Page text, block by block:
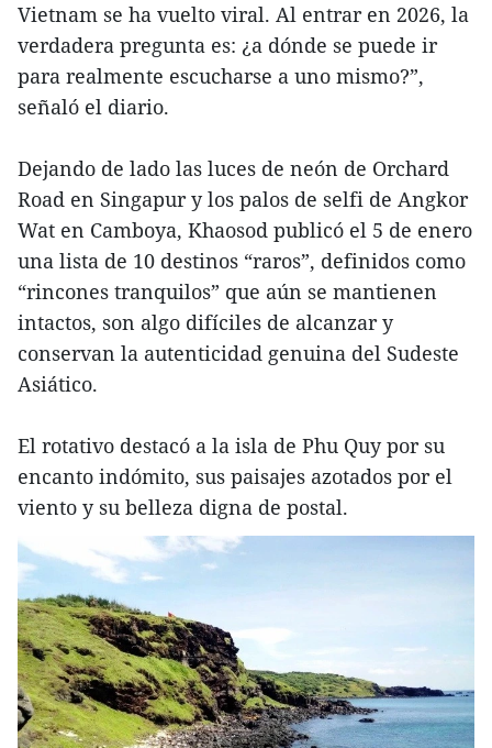
Vietnam se ha vuelto viral. Al entrar en 2026, la
verdadera pregunta es: ¿a dónde se puede ir
para realmente escucharse a uno mismo?”,
señaló el diario.
Dejando de lado las luces de neón de Orchard
Road en Singapur y los palos de selfi de Angkor
Wat en Camboya, Khaosod publicó el 5 de enero
una lista de 10 destinos “raros”, definidos como
“rincones tranquilos” que aún se mantienen
intactos, son algo difíciles de alcanzar y
conservan la autenticidad genuina del Sudeste
Asiático.
El rotativo destacó a la isla de Phu Quy por su
encanto indómito, sus paisajes azotados por el
viento y su belleza digna de postal.